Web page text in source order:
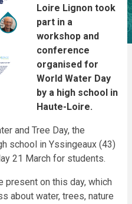
Loire Lignon took
part in a
workshop and
conference
organised for
World Water Day
by a high school in
Haute-Loire.
and Tree Day, the
school in Yssingeaux (43)
21 March for students.
present on this day, which
about water, trees, nature